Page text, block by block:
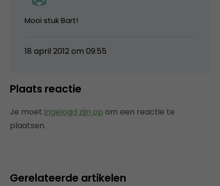
Mooi stuk Bart!
18 april 2012 om 09:55
Plaats reactie
Je moet ingelogd zijn op om een reactie te
plaatsen.
Gerelateerde artikelen